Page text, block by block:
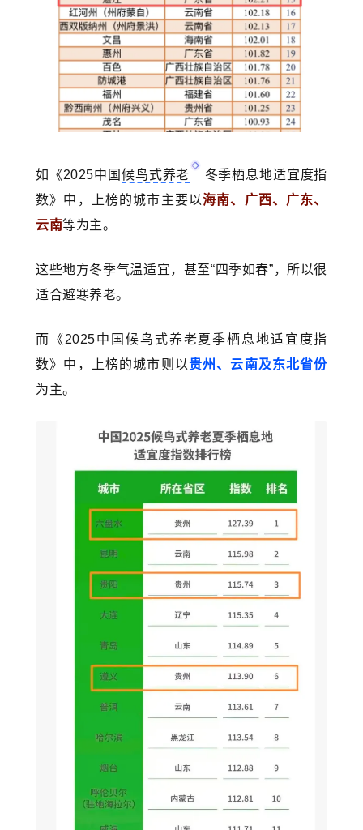
如《2025中国 候鸟式养老
冬季栖息地适宜度指
数》中，上榜的城市主要以海南、广西、广东、
云南等为主。
这些地方冬季气温适宜，甚至“四季如春”，所以很
适合避寒养老。
而《2025中国候鸟式养老夏季栖息地适宜度指
数》中，上榜的城市则以贵州、云南及东北省份
为主。